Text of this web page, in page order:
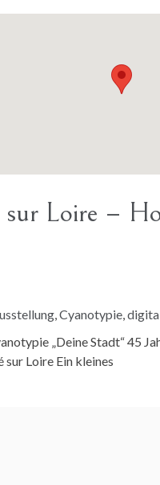
sur Loire –
,Cyanotypie,
„Deine Stadt“ 45
sur Loire Ein kleines